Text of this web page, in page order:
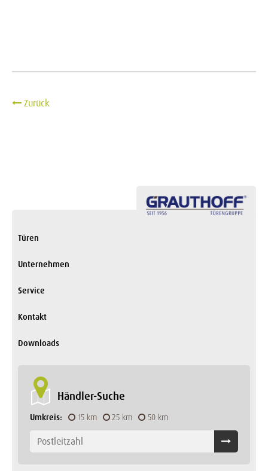
Türen
Unternehmen
Service
Kontakt
Downloads
Händler-Suche
Umkreis: 15 km 25 km 50 km